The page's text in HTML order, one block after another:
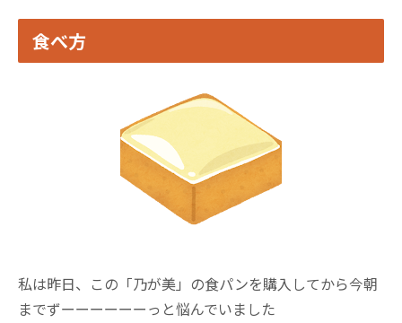
食べ方
私は昨日、この「乃が美」の食パンを購入してから今朝
までずーーーーーーっと悩んでいました